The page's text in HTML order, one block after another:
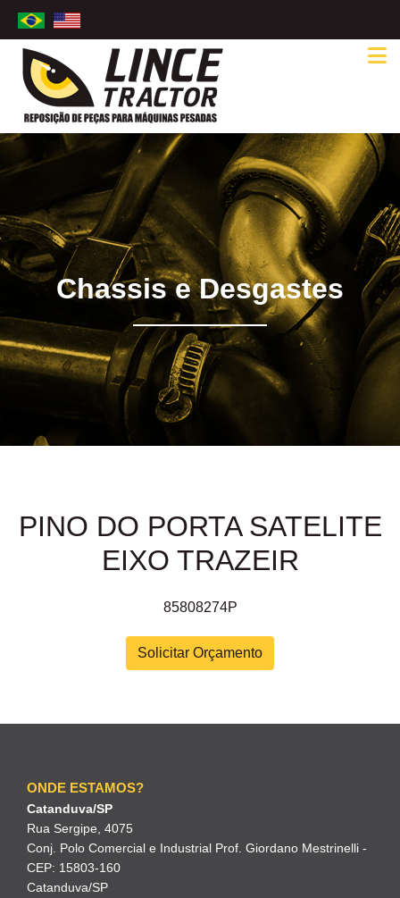
Chassis e Desgastes
PINO DO PORTA SATELITE
EIXO TRAZEIR
85808274P
Solicitar Orçamento
ONDE ESTAMOS?
Catanduva/SP
Rua Sergipe, 4075
Conj. Polo Comercial e Industrial Prof. Giordano Mestrinelli -
CEP: 15803-160
Catanduva/SP